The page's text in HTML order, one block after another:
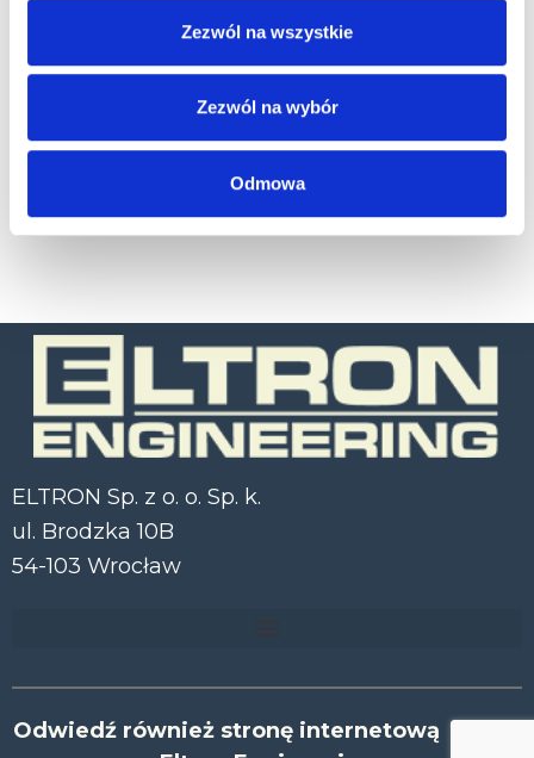
Zezwól na wszystkie
Zezwól na wybór
Odmowa
Kategorie:Akcesoria,Terminale mobilne
ELTRON Sp. z o. o. Sp. k.
ul. Brodzka 10B
54-103 Wrocław
Odwiedź również stronę internetową Działu